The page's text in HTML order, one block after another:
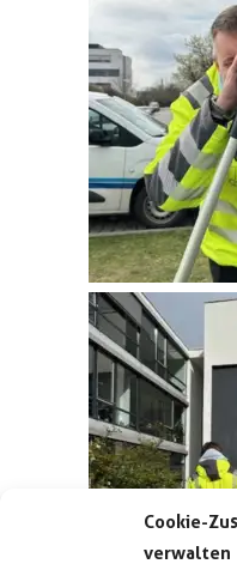
Cookie-
verwalten